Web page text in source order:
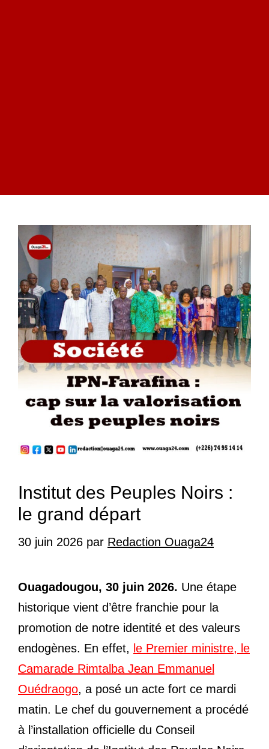
Institut des Peuples Noirs :
le grand départ
30 juin 2026 par Redaction Ouaga24
Ouagadougou, 30 juin 2026. Une étape
historique vient d’être franchie pour la
promotion de notre identité et des valeurs
endogènes. En effet, le Premier ministre, le
Camarade Rimtalba Jean Emmanuel
Ouédraogo, a posé un acte fort ce mardi
matin. Le chef du gouvernement a procédé
à l’installation officielle du Conseil